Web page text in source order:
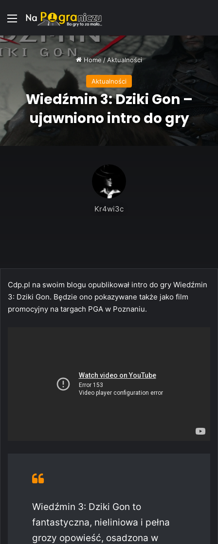
Menu
Home /Aktualności
Aktualności
Wiedźmin 3: Dziki Gon –
ujawniono intro do gry
Kr4wi3c
Cdp.pl na swoim blogu opublikował intro do gry Wiedźmin
3: Dziki Gon. Będzie ono pokazywane także jako film
promocyjny na targach PGA w Poznaniu.
Wiedźmin 3: Dziki Gon to
fantastyczna, nieliniowa i pełna
grozy opowieść, osadzona w